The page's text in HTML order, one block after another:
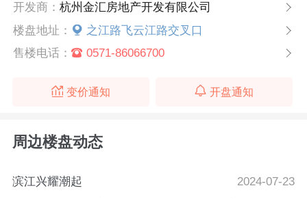
开发商：杭州金汇房地产开发有限公司
楼盘地址：
之江路飞云江路交叉口
售楼电话：
0571-86066700
变价通知 开盘通知
周边楼盘动态
滨江兴耀潮起
2024-07-23